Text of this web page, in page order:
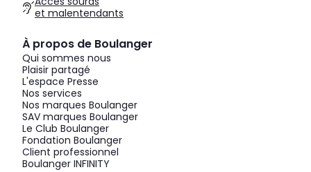
et malentendants
À propos de Boulanger
Qui sommes nous
Plaisir partagé
L'espace Presse
Nos services
Nos marques Boulanger
SAV marques Boulanger
Le Club Boulanger
Fondation Boulanger
Client professionnel
Boulanger INFINITY